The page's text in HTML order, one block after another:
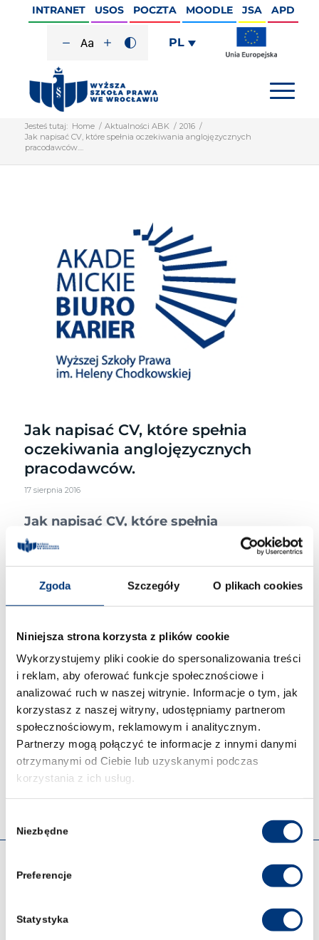
Zgoda Szczegóły O plikach cookies
Niniejsza strona korzysta z plików cookie
Wykorzystujemy pliki cookie do spersonalizowania treści
i reklam, aby oferować funkcje społecznościowe i
analizować ruch w naszej witrynie. Informacje o tym, jak
korzystasz z naszej witryny, udostępniamy partnerom
społecznościowym, reklamowym i analitycznym.
Partnerzy mogą połączyć te informacje z innymi danymi
otrzymanymi od Ciebie lub uzyskanymi podczas
korzystania z ich usług.
zgody
Niezbędne
Preferencje
Statystyka
INTRANET USOS POCZTA MOODLE JSA APD
PL
Jesteś tutaj: Home / Aktualności ABK / 2016 /
Jak napisać CV, które spełnia oczekiwania anglojęzycznych
pracodawców....
Jak napisać CV, które spełnia
oczekiwania anglojęzycznych
pracodawców.
17 sierpnia 2016
Jak napisać CV, które spełnia
oczekiwania anglojęzycznych
pracodawców.
How to Make a Resume? [przewodnik
po angielsku]
Link do przewodnika:
make-a-resume
Dodaj nas jako preferowane źródło w
Google i →
Post Views: 60
OFERTA
Prawo 5-letnie studia